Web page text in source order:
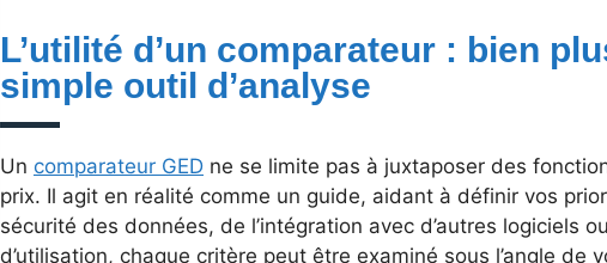
L’utilité d’un comparateur : bien
simple outil d’analyse
Un comparateur GED ne se limite pas à juxtaposer des
prix. Il agit en réalité comme un guide, aidant à définir vos
sécurité des données, de l’intégration avec d’autres logiciels
d’utilisation, chaque critère peut être examiné sous l’angle de